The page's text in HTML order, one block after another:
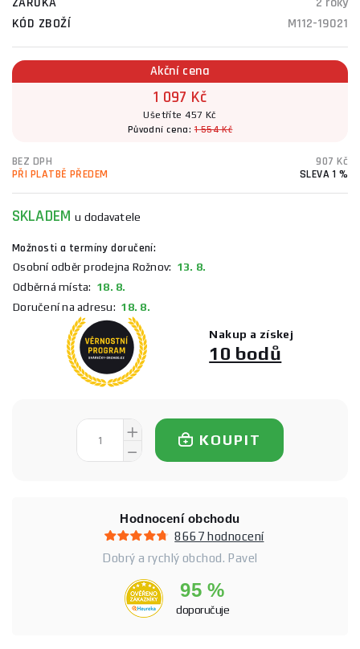
KÓD ZBOŽÍ
M112-19021
Akční cena
1 097 Kč
Ušetříte 457 Kč
Původní cena:1 554 Kč
BEZ DPH
907 Kč
PŘI PLATBĚ PŘEDEM
SLEVA 1 %
SKLADEMu dodavatele
Možnosti a termíny doručení:
Osobní odběr prodejna Rožnov: 13. 8.
Odběrná místa: 18. 8.
Doručení na adresu: 18. 8.
Nakup a získej
10 bodů
KOUPIT
Hodnocení obchodu
8667 hodnocení
Dobrý a rychlý obchod. Pavel
95 %
doporučuje